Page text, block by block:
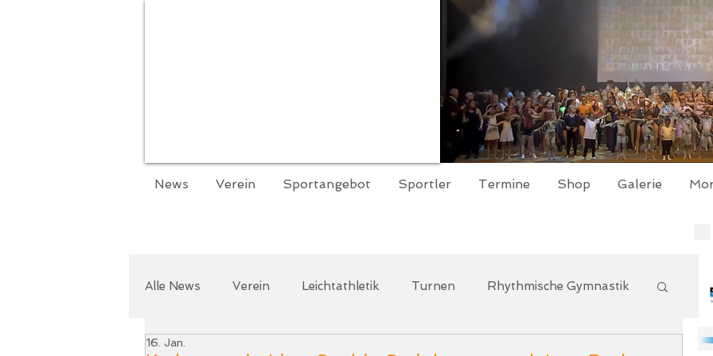
News Verein Sportangebot Sportler Termine Shop Galerie
Alle News Verein Leichtathletik Turnen Rhythmische Gymnastik
Zurcaroh
16. Jan.